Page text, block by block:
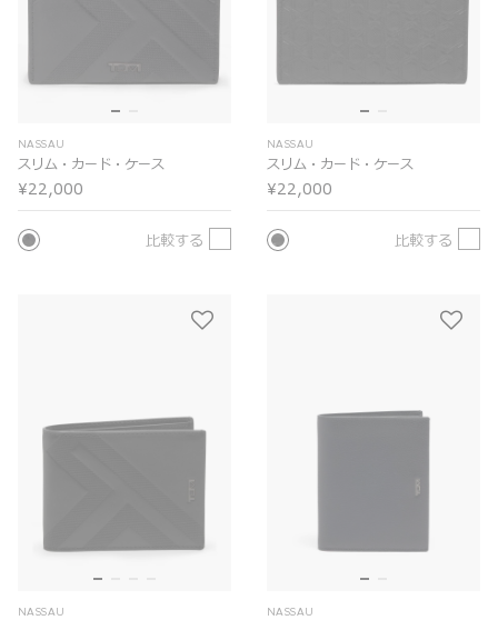
NASSAU
スリム・カード・ケース
¥22,000
比較する
NASSAU
スリム・カード・ケース
¥22,000
比較する
NASSAU NASSAU